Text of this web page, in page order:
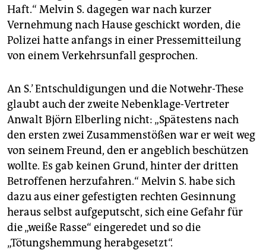
Haft.“ Melvin S. dagegen war nach kurzer
Vernehmung nach Hause geschickt worden, die
Polizei hatte anfangs in einer Pressemitteilung
von einem Verkehrsunfall gesprochen.
An S.’ Entschuldigungen und die Notwehr-These
glaubt auch der zweite Nebenklage-Vertreter
Anwalt Björn Elberling nicht: „Spätestens nach
den ersten zwei Zusammenstößen war er weit weg
von seinem Freund, den er angeblich beschützen
wollte. Es gab keinen Grund, hinter der dritten
Betroffenen herzufahren.“ Melvin S. habe sich
dazu aus einer gefestigten rechten Gesinnung
heraus selbst aufgeputscht, sich eine Gefahr für
die „weiße Rasse“ eingeredet und so die
„Tötungshemmung herabgesetzt“.